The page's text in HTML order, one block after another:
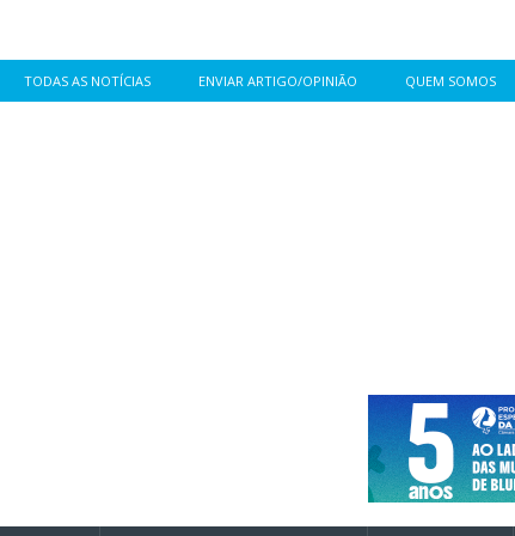
TODAS AS NOTÍCIAS ENVIAR ARTIGO/OPINIÃO QUEM SOMOS